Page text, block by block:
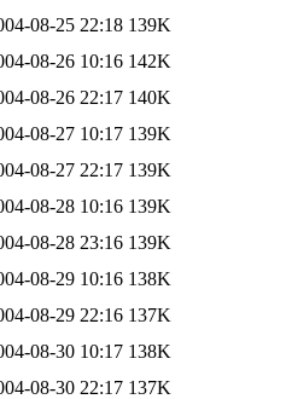
08-25 22:18 139K
08-26 10:16 142K
08-26 22:17 140K
08-27 10:17 139K
08-27 22:17 139K
08-28 10:16 139K
08-28 23:16 139K
08-29 10:16 138K
08-29 22:16 137K
08-30 10:17 138K
08-30 22:17 137K